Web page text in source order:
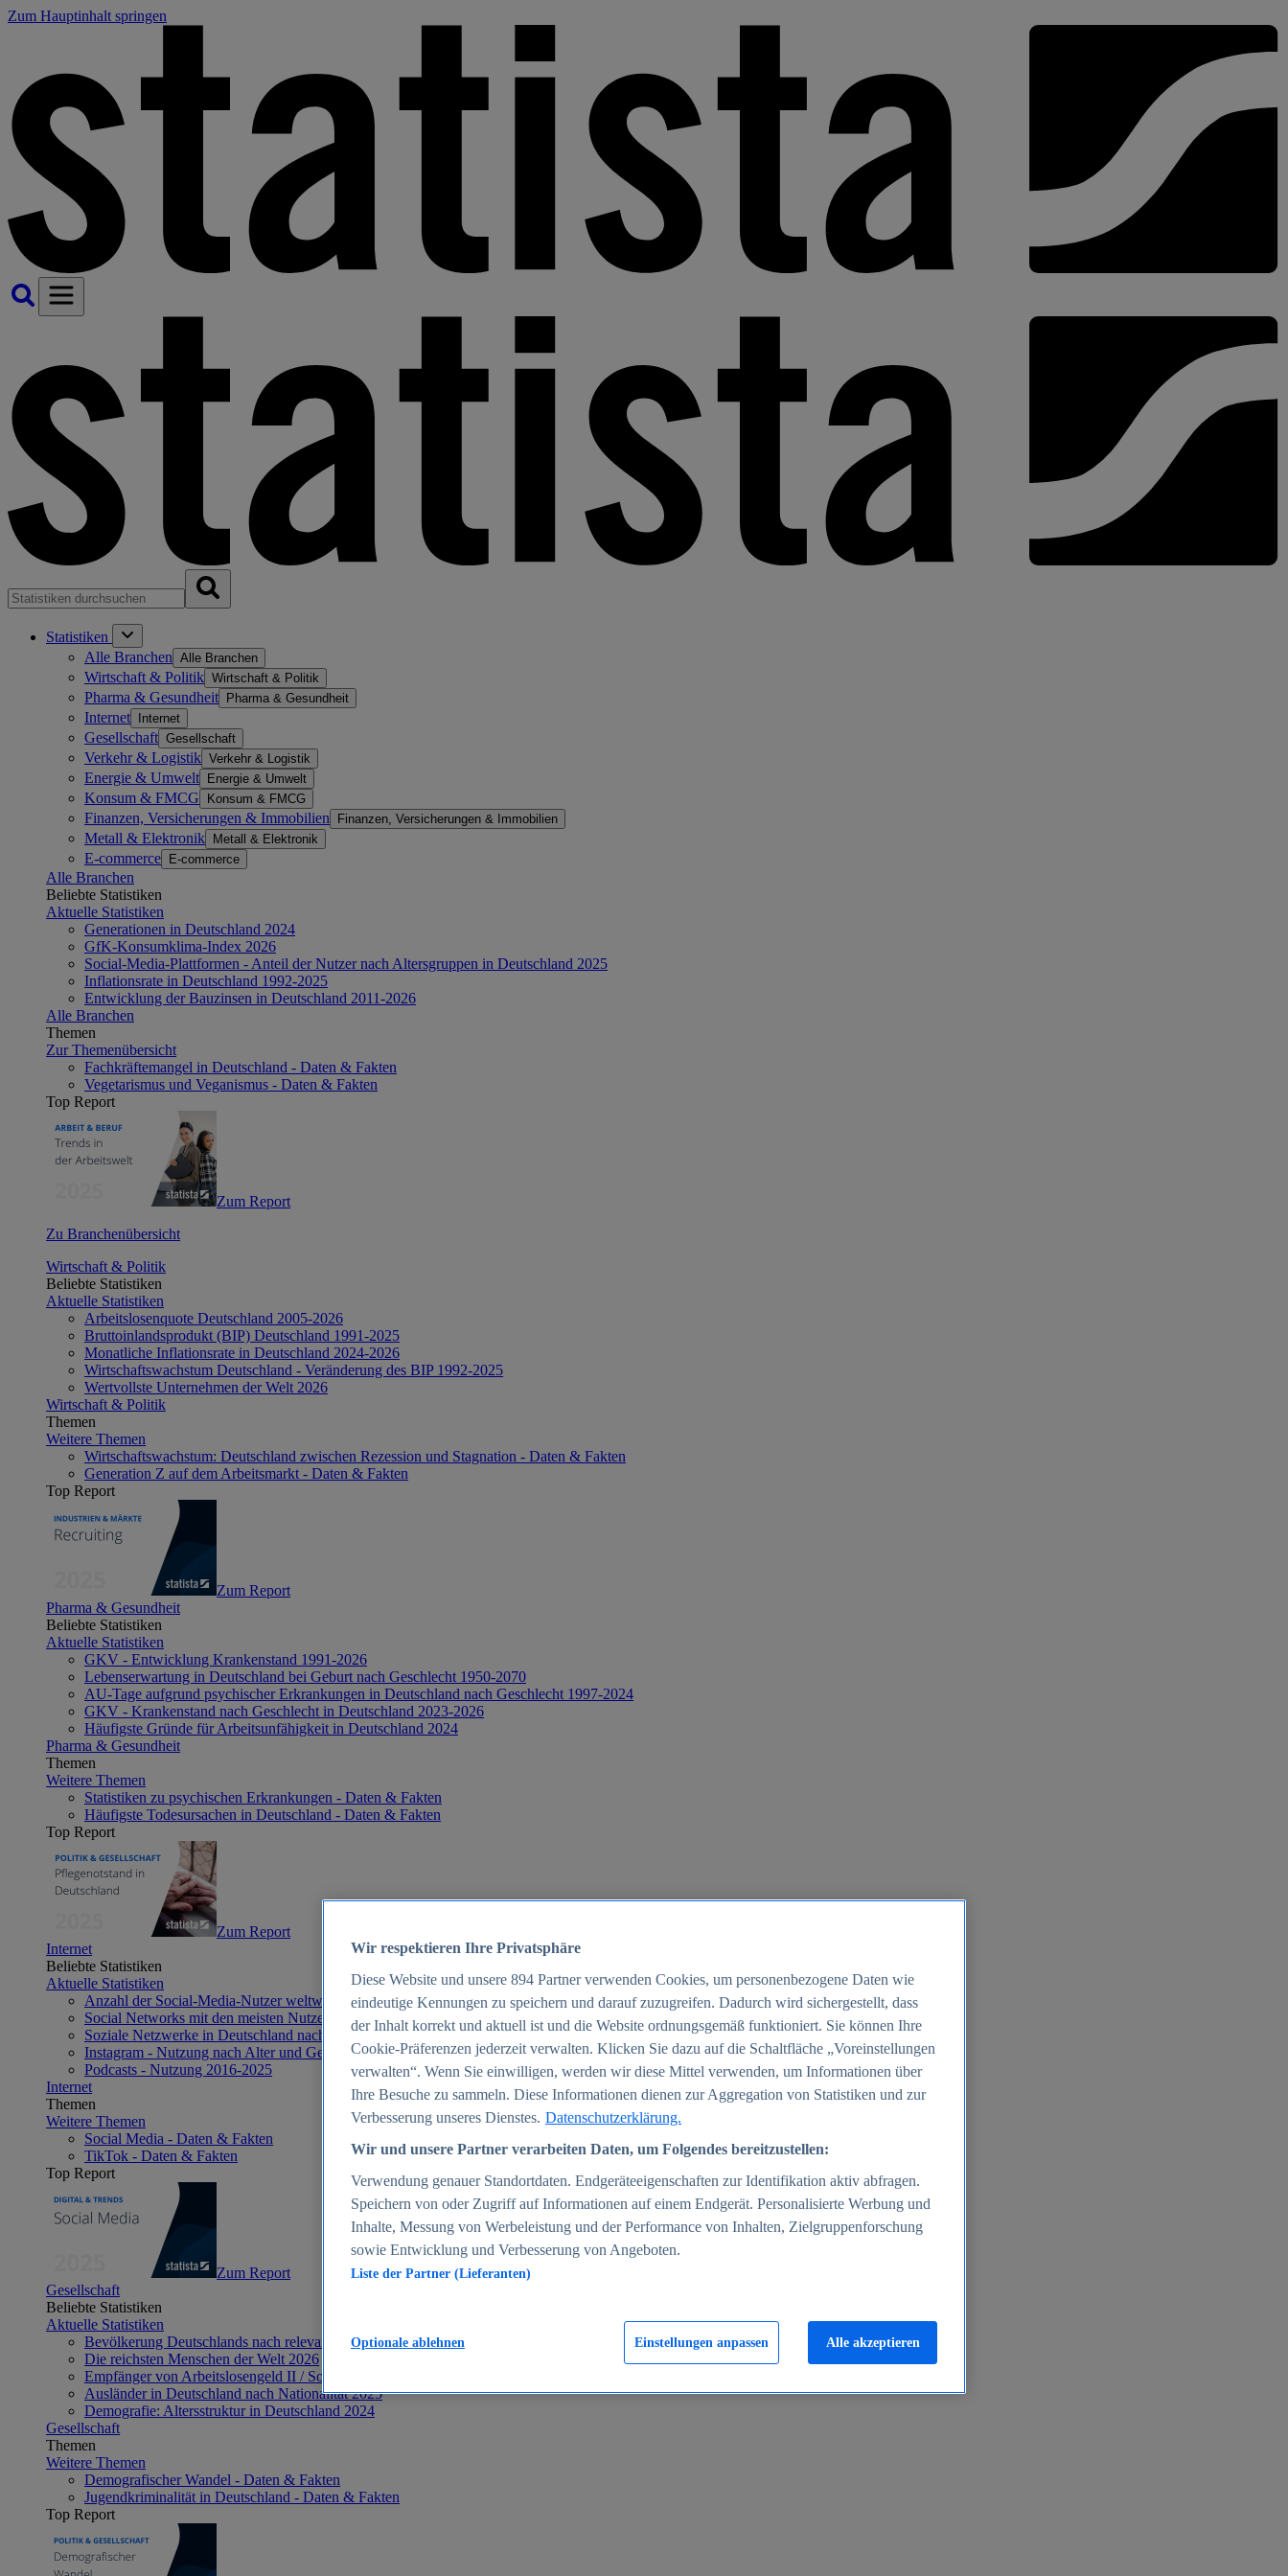
Zum Hauptinhalt springen
Statistiken
Alle Branchen Alle Branchen
Wirtschaft & Politik Wirtschaft & Politik
Pharma & Gesundheit Pharma & Gesundheit
Internet Internet
Gesellschaft Gesellschaft
Verkehr & Logistik Verkehr & Logistik
Energie & Umwelt Energie & Umwelt
Konsum & FMCG Konsum & FMCG
Finanzen, Versicherungen & Immobilien Finanzen, Versicherungen & Immobilien
Metall & Elektronik Metall & Elektronik
E-commerce E-commerce
Alle Branchen
Beliebte Statistiken
Aktuelle Statistiken
Generationen in Deutschland 2024
GfK-Konsumklima-Index 2026
Social-Media-Plattformen - Anteil der Nutzer nach Altersgruppen in Deutschland 2025
Inflationsrate in Deutschland 1992-2025
Entwicklung der Bauzinsen in Deutschland 2011-2026
Alle Branchen
Themen
Zur Themenübersicht
Fachkräftemangel in Deutschland - Daten & Fakten
Vegetarismus und Veganismus - Daten & Fakten
Top Report
Zum Report
Zu Branchenübersicht
Wirtschaft & Politik
Beliebte Statistiken
Aktuelle Statistiken
Arbeitslosenquote Deutschland 2005-2026
Bruttoinlandsprodukt (BIP) Deutschland 1991-2025
Monatliche Inflationsrate in Deutschland 2024-2026
Wirtschaftswachstum Deutschland - Veränderung des BIP 1992-2025
Wertvollste Unternehmen der Welt 2026
Wirtschaft & Politik
Themen
Weitere Themen
Wirtschaftswachstum: Deutschland zwischen Rezession und Stagnation - Daten & Fakten
Generation Z auf dem Arbeitsmarkt - Daten & Fakten
Top Report
Zum Report
Pharma & Gesundheit
Beliebte Statistiken
Aktuelle Statistiken
GKV - Entwicklung Krankenstand 1991-2026
Lebenserwartung in Deutschland bei Geburt nach Geschlecht 1950-2070
AU-Tage aufgrund psychischer Erkrankungen in Deutschland nach Geschlecht 1997-2024
GKV - Krankenstand nach Geschlecht in Deutschland 2023-2026
Häufigste Gründe für Arbeitsunfähigkeit in Deutschland 2024
Pharma & Gesundheit
Themen
Weitere Themen
Statistiken zu psychischen Erkrankungen - Daten & Fakten
Häufigste Todesursachen in Deutschland - Daten & Fakten
Top Report
Zum Report
Internet
Beliebte Statistiken
Aktuelle Statistiken
Anzahl der Social-Media-Nutzer weltweit 2012-2025
Social Networks mit den meisten Nutzern weltweit 2025
Soziale Netzwerke in Deutschland nach Generationen 2025
Instagram - Nutzung nach Alter und Geschlecht in Deutschland 2025
Podcasts - Nutzung 2016-2025
Internet
Themen
Weitere Themen
Social Media - Daten & Fakten
TikTok - Daten & Fakten
Top Report
Zum Report
Gesellschaft
Beliebte Statistiken
Aktuelle Statistiken
Bevölkerung Deutschlands nach relevanten Altersgruppen 2024
Die reichsten Menschen der Welt 2026
Empfänger von Arbeitslosengeld II / Sozialgeld / Bürgergeld in Deutschland 2005-2025
Ausländer in Deutschland nach Nationalität 2025
Demografie: Altersstruktur in Deutschland 2024
Gesellschaft
Themen
Weitere Themen
Demografischer Wandel - Daten & Fakten
Jugendkriminalität in Deutschland - Daten & Fakten
Top Report
Wir respektieren Ihre Privatsphäre
Diese Website und unsere 894 Partner verwenden Cookies, um personenbezogene Daten wie
eindeutige Kennungen zu speichern und darauf zuzugreifen. Dadurch wird sichergestellt, dass
der Inhalt korrekt und aktuell ist und die Website ordnungsgemäß funktioniert. Sie können Ihre
Cookie-Präferenzen jederzeit verwalten. Klicken Sie dazu auf die Schaltfläche „Voreinstellungen
verwalten“. Wenn Sie einwilligen, werden wir diese Mittel verwenden, um Informationen über
Ihre Besuche zu sammeln. Diese Informationen dienen zur Aggregation von Statistiken und zur
Verbesserung unseres Dienstes. Datenschutzerklärung.
Wir und unsere Partner verarbeiten Daten, um Folgendes bereitzustellen:
Verwendung genauer Standortdaten. Endgeräteeigenschaften zur Identifikation aktiv abfragen.
Speichern von oder Zugriff auf Informationen auf einem Endgerät. Personalisierte Werbung und
Inhalte, Messung von Werbeleistung und der Performance von Inhalten, Zielgruppenforschung
sowie Entwicklung und Verbesserung von Angeboten.
Liste der Partner (Lieferanten)
Einstellungen anpassen
Optionale ablehnen Alle akzeptieren